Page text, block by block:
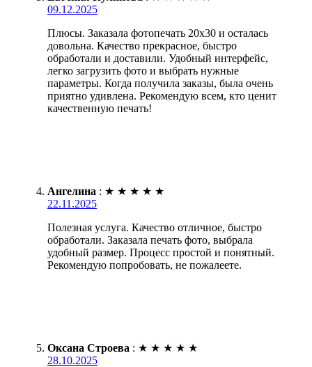
09.12.2025
Плюсы. Заказала фотопечать 20х30 и осталась
довольна. Качество прекрасное, быстро
обработали и доставили. Удобный интерфейс,
легко загрузить фото и выбрать нужные
параметры. Когда получила заказы, была очень
приятно удивлена. Рекомендую всем, кто ценит
качественную печать!
Ангелина : ★ ★ ★ ★ ★
22.11.2025
Полезная услуга. Качество отличное, быстро
обработали. Заказала печать фото, выбрала
удобный размер. Процесс простой и понятный.
Рекомендую попробовать, не пожалеете.
Оксана Строева : ★ ★ ★ ★ ★
28.10.2025